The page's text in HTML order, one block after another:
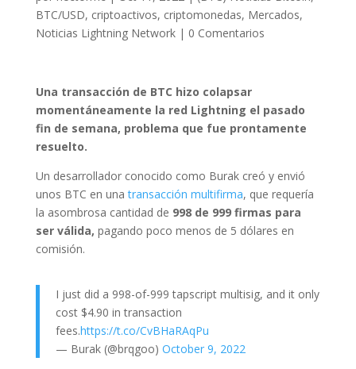
BTC/USD, criptoactivos, criptomonedas, Mercados,
Noticias Lightning Network| 0 Comentarios
Una transacción de BTC hizo colapsar
momentáneamente la red Lightning el pasado
fin de semana, problema que fue prontamente
resuelto.
Un desarrollador conocido como Burak creó y envió
unos BTC en unatransacción multifirma, que requería
la asombrosa cantidad de 998 de 999 firmas para
ser válida, pagando poco menos de 5 dólares en
comisión.
I just did a 998-of-999 tapscript multisig, and it only
cost $4.90 in transaction
fees.https://t.co/CvBHaRAqPu
— Burak (@brqgoo) October 9, 2022